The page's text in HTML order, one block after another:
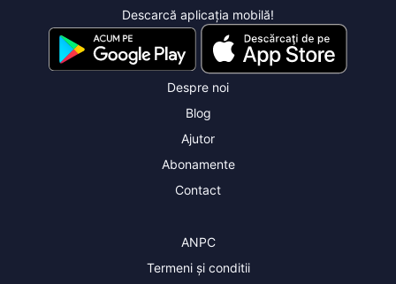
Descarcă aplicația mobilă!
Despre noi
Blog
Ajutor
Abonamente
Contact
ANPC
Termeni și conditii